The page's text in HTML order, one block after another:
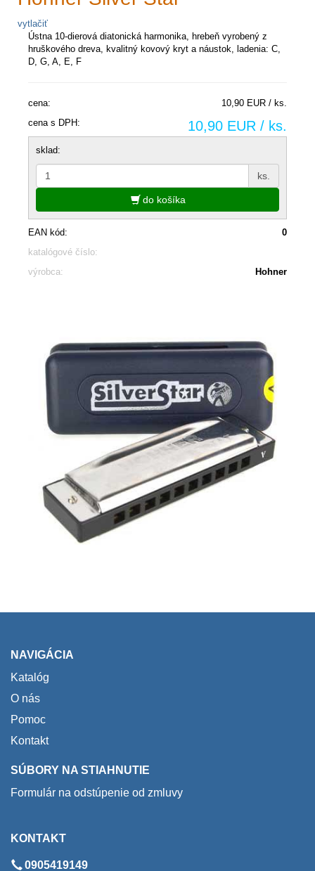
vytlačiť
Ústna 10-dierová diatonická harmonika, hrebeň vyrobený z
hruškového dreva, kvalitný kovový kryt a náustok, ladenia: C,
D, G, A, E, F
cena:
10,90 EUR / ks.
cena s DPH:
10,90 EUR / ks.
sklad:
ks.
do košíka
EAN kód:
0
katalógové číslo:
výrobca:
Hohner
NAVIGÁCIA
Katalóg
O nás
Pomoc
Kontakt
SÚBORY NA STIAHNUTIE
Formulár na odstúpenie od zmluvy
KONTAKT
0905419149